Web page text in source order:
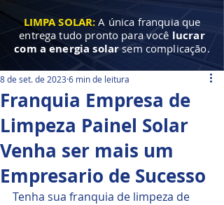
LIMPA SOLAR:A única franquia que
entrega tudo pronto para você lucrar
com a energia solar sem complicação.
Franquia Empresa de
Limpeza Painel Solar
Venha ser mais um
Empresario de Sucesso
8 de set. de 20236 min de leitura
Tenha sua franquia de limpeza de